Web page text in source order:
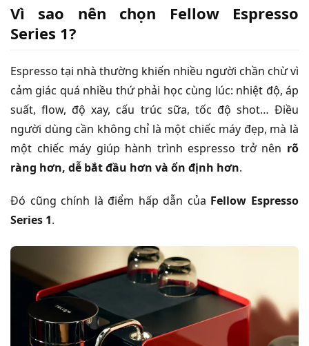
Vì sao nên chọn Fellow Espresso
Series 1?
Espresso tại nhà thường khiến nhiều người chần chừ vì
cảm giác quá nhiều thứ phải học cùng lúc: nhiệt độ, áp
suất, flow, độ xay, cấu trúc sữa, tốc độ shot… Điều
người dùng cần không chỉ là một chiếc máy đẹp, mà là
một chiếc máy giúp hành trình espresso trở nên rõ
ràng hơn, dễ bắt đầu hơn và ổn định hơn.
Đó cũng chính là điểm hấp dẫn của Fellow Espresso
Series 1.